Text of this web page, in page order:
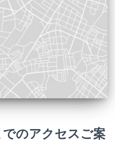
のアクセスご案